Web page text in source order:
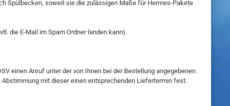
Spülbecken, soweit sie die zulässigen Maße für Hermes-Pakete
die E-Mail im Spam Ordner landen kann).
einen Anruf unter der von Ihnen bei der Bestellung angegebenen
Abstimmung mit dieser einen entsprechenden Liefertermin fest.